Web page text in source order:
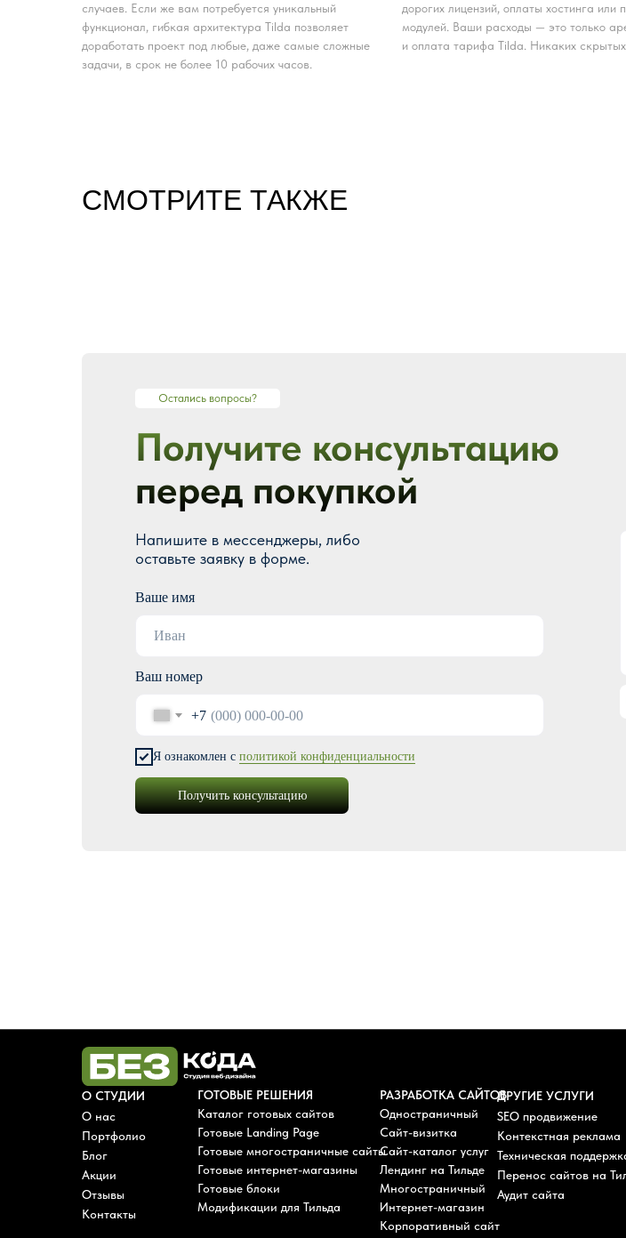
случаев. Если же вам потребуется уникальный
функционал, гибкая архитектура Tilda позволяет
доработать проект под любые, даже самые сложные
задачи, в срок не более 10 рабочих часов.
дорогих лицензий, оплаты хостинга или
модулей. Ваши расходы — это только
и оплата тарифа Tilda. Никаких
CМОТРИТЕ ТАКЖЕ
Получите консультацию
перед покупкой
Ваше имя
Ваш номер
+7
Я ознакомлен с политикой конфиденциальности
Получить консультацию
Напишите в мессенджеры, либо
оставьте заявку в форме.
Остались вопросы?
О СТУДИИ
О нас
Портфолио
Блог
Акции
Отзывы
Контакты
ГОТОВЫЕ РЕШЕНИЯ
Каталог готовых сайтов
Готовые Landing Page
Готовые многостраничные сайты
Готовые интернет-магазины
Готовые блоки
Модификации для Тильда
РАЗРАБОТКА САЙТОВ
Одностраничный
Сайт-визитка
Сайт-каталог услуг
Лендинг на Тильде
Многостраничный
Интернет-магазин
Корпоративный сайт
ДРУГИЕ УСЛУГИ
SEO продвижение
Контекстная реклама
Техническая
Перенос сайтов на
Аудит сайта